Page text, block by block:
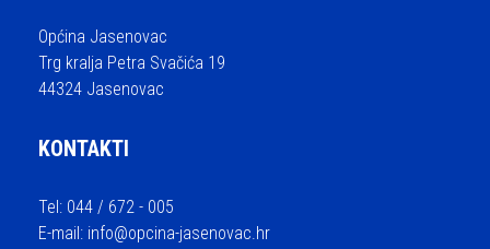
Općina Jasenovac
Trg kralja Petra Svačića 19
44324 Jasenovac
KONTAKTI
Tel: 044 / 672 - 005
E-mail: info@opcina-jasenovac.hr